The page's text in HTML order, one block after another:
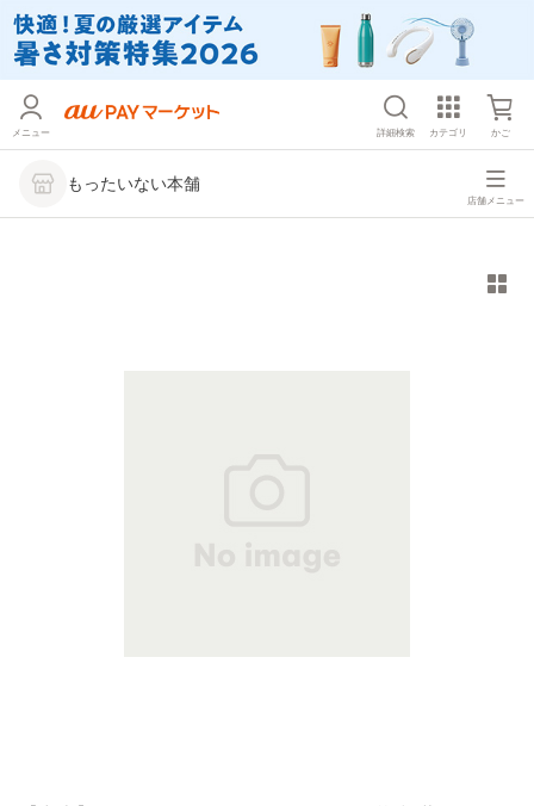
メニュー 詳細検索 カテゴリ かご
もったいない本舗
店舗メニュー